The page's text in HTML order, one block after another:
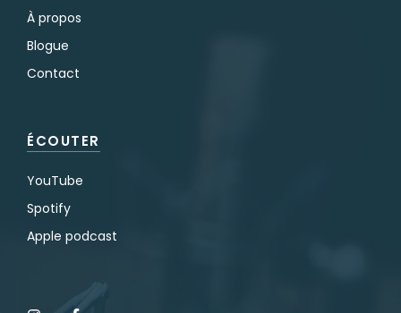
À propos
Blogue
Contact
ÉCOUTER
YouTube
Spotify
Apple podcast